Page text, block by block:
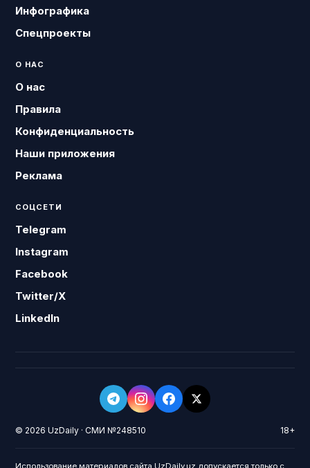
Инфографика
Спецпроекты
О НАС
О нас
Правила
Конфиденциальность
Наши приложения
Реклама
СОЦСЕТИ
Telegram
Instagram
Facebook
Twitter/X
LinkedIn
© 2026 UzDaily · СМИ №248510 18+
Использование материалов сайта UzDaily.uz допускается только с